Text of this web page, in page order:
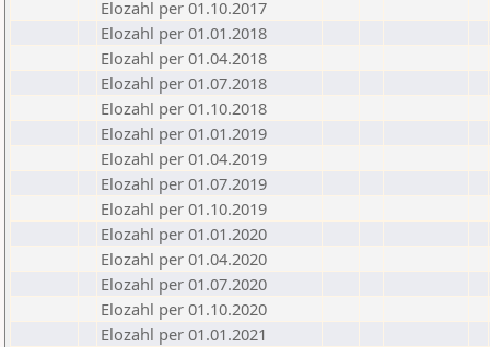
Elozahl per 01.10.2017
Elozahl per 01.01.2018
Elozahl per 01.04.2018
Elozahl per 01.07.2018
Elozahl per 01.10.2018
Elozahl per 01.01.2019
Elozahl per 01.04.2019
Elozahl per 01.07.2019
Elozahl per 01.10.2019
Elozahl per 01.01.2020
Elozahl per 01.04.2020
Elozahl per 01.07.2020
Elozahl per 01.10.2020
Elozahl per 01.01.2021